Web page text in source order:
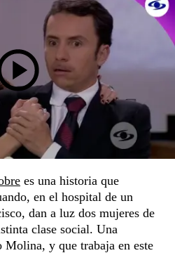
es una historia que
en el hospital de un
dan a luz dos mujeres de
clase social. Una
Molina, y que trabaja en este